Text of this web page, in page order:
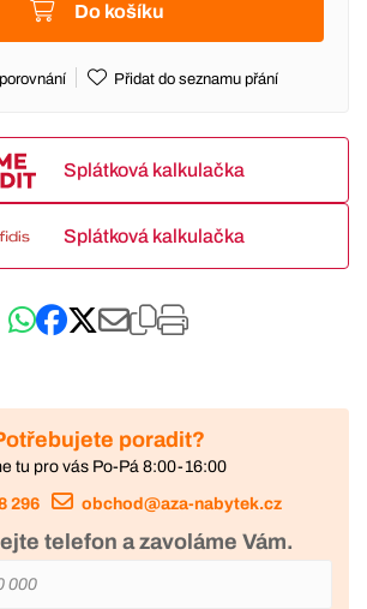
Do košíku
Přidat do seznamu přání
Splátková kalkulačka
Splátková kalkulačka
poradit?
tu pro vás Po-Pá 8:00-16:00
296 obchod@aza-nabytek.cz
telefon a zavoláme Vám.